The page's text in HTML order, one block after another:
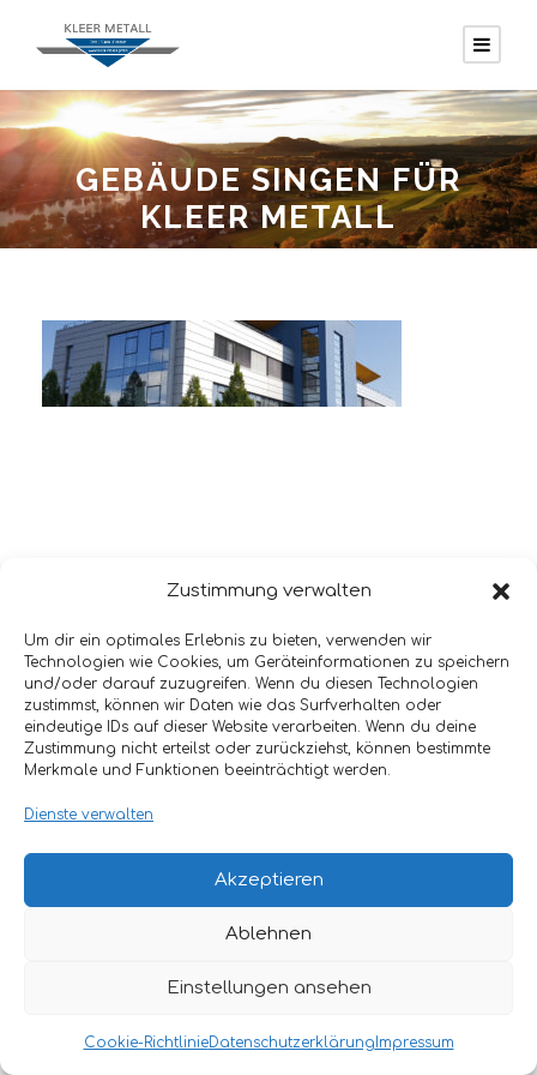
Zustimmung verwalten
Um dir ein optimales Erlebnis zu bieten, verwenden wir
Technologien wie Cookies, um Geräteinformationen zu speichern
und/oder darauf zuzugreifen. Wenn du diesen Technologien
zustimmst, können wir Daten wie das Surfverhalten oder
eindeutige IDs auf dieser Website verarbeiten. Wenn du deine
Zustimmung nicht erteilst oder zurückziehst, können bestimmte
Merkmale und Funktionen beeinträchtigt werden.
Dienste verwalten
Akzeptieren
Ablehnen
Einstellungen ansehen
Cookie-RichtlinieDatenschutzerklärungImpressum
GEBÄUDE SINGEN FÜR
KLEER METALL
DAIMLERSTR. 13, 78239 RIELASINGEN
IMPRESSUM
DATENSCHUTZERKLÄRUNG
COOKIE-
RICHTLINIE (EU)